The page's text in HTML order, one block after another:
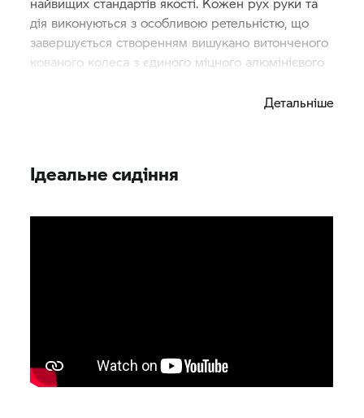
дія виконуються з особливою ретельністю, що
завершується створенням вишукано витонченого
кованого колеса з єдиного міцного алюмінієвого
Детальніше
Ідеальне сидіння